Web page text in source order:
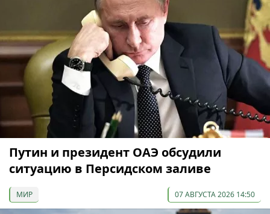
Путин и президент ОАЭ обсудили
ситуацию в Персидском заливе
МИР 07 АВГУСТА 2026 14:50